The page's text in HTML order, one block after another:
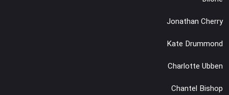
Jonathan Cherry
Kate Drummond
Charlotte Ubben
Chantel Bishop